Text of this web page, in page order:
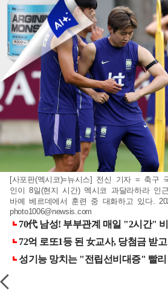
[사포판(멕시코)=뉴시스] 전신 기자 = 축구
인이 8일(현지 시간) 멕시코 과달라하라 인
바예 베르데에서 훈련 중 대화하고 있다.
photo1006@newsis.com